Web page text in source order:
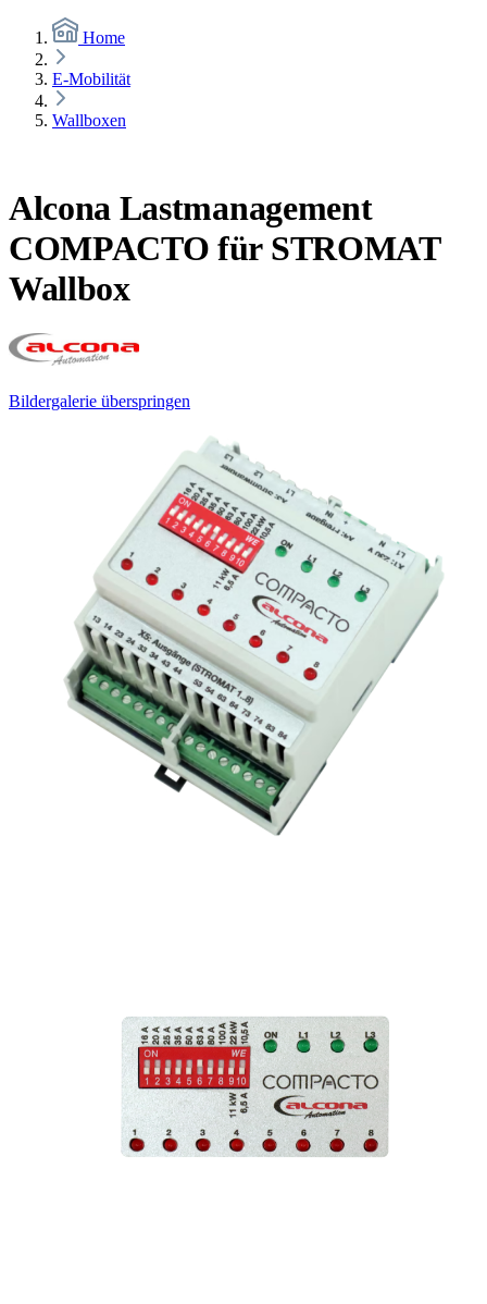
Home
E-Mobilität
Wallboxen
Alcona Lastmanagement
COMPACTO für STROMAT
Wallbox
Bildergalerie überspringen